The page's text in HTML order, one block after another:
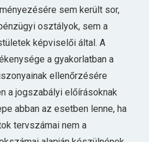
sem került sor,
osztályok, sem a
képviselői által. A
a gyakorlatban a
ellenőrzésére
a jogszabályi előírásoknak
abban az esetben lenne, ha
tervszámai nem a